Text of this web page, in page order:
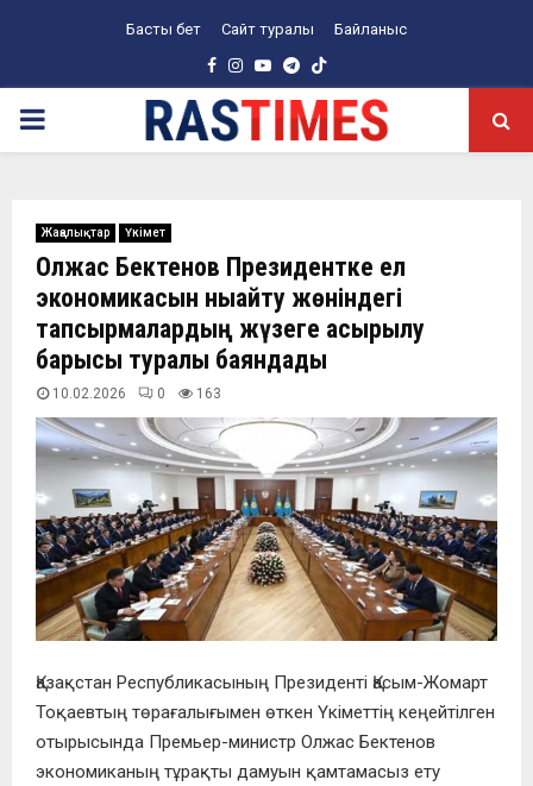
Басты бет Сайт туралы Байланыс
Facebook
Instagram
YoutubeTelegram
PRIMARY
Жаңалықтар Үкімет
Олжас Бектенов Президентке ел
экономикасын нығайту жөніндегі
тапсырмалардың жүзеге асырылу
барысы туралы баяндады
10.02.2026 0 163
Қазақстан Республикасының Президенті Қасым-Жомарт
Тоқаевтың төрағалығымен өткен Үкіметтің кеңейтілген
отырысында Премьер-министр Олжас Бектенов
экономиканың тұрақты дамуын қамтамасыз ету